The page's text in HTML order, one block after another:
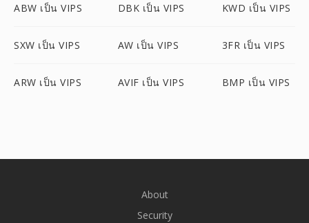
ABW เป็น VIPS DBK เป็น VIPS KWD เป็น VIPS
SXW เป็น VIPS AW เป็น VIPS 3FR เป็น VIPS
ARW เป็น VIPS AVIF เป็น VIPS BMP เป็น VIPS
About
Security